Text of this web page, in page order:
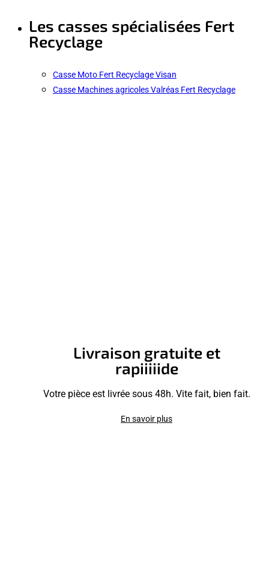
Les casses spécialisées Fert
Recyclage
Casse Moto Fert Recyclage Visan
Casse Machines agricoles Valréas Fert Recyclage
Livraison gratuite et
rapiiiiide
Votre pièce est livrée sous 48h. Vite fait, bien fait.
En savoir plus